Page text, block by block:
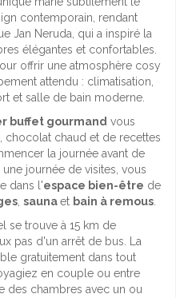
contemporain, rendant
Jan Neruda, qui a inspiré la
élégantes et confortables.
offrir une atmosphère cosy
attendu : climatisation,
et salle de bain moderne.
buffet gourmand vous
chocolat chaud et de recettes
la journée avant de
journée de visites, vous
dans l'espace bien-être de
, saunaet bain à remous.
se trouve à 15 km de
pas d'un arrêt de bus. La
gratuitement dans tout
en couple ou entre
des chambres avec un ou